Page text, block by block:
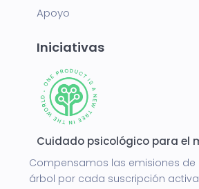
Apoyo
Iniciativas
Cuidado psicológico para el
Compensamos las emisiones de
árbol por cada suscripción